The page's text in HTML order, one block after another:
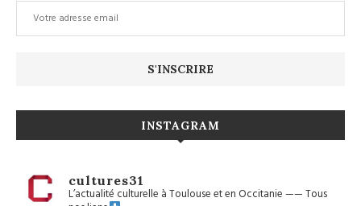
INSTAGRAM
cultures31
L’actualité culturelle à Toulouse et en Occitanie——Tous